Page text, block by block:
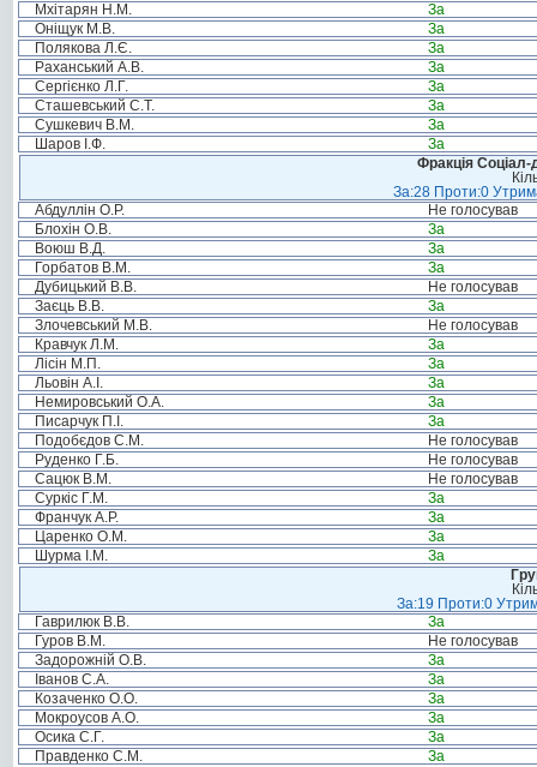
Мхітарян Н.М.
За
Оніщук М.В.
За
Полякова Л.Є.
За
Раханський А.В.
За
Сергієнко Л.Г.
За
Сташевський С.Т.
За
Сушкевич В.М.
За
Шаров І.Ф.
За
Фракція Соціал-
За:28 Проти:0
Абдуллін О.Р.
Не голосував
Блохін О.В.
За
Воюш В.Д.
За
Горбатов В.М.
За
Дубицький В.В.
Не голосував
Заєць В.В.
За
Злочевський М.В.
Не голосував
Кравчук Л.М.
За
Лісін М.П.
За
Льовін А.І.
За
Немировський О.А.
За
Писарчук П.І.
За
Подобєдов С.М.
Не голосував
Руденко Г.Б.
Не голосував
Сацюк В.М.
Не голосував
Суркіс Г.М.
За
Франчук А.Р.
За
Царенко О.М.
За
Шурма І.М.
За
За:19 Проти:0
Гаврилюк В.В.
За
Гуров В.М.
Не голосував
Задорожній О.В.
За
Іванов С.А.
За
Козаченко О.О.
За
Мокроусов А.О.
За
Осика С.Г.
За
Правденко С.М.
За